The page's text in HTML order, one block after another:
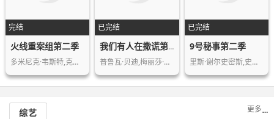
完结
火线重案组第二季
多米尼克·韦斯特,克里斯·鲍尔,保罗·…
已完结
我们有人在撒谎第二季
普鲁瓦·贝迪,梅丽莎·科拉佐,瓦勒里·…
已完结
9号秘事第二季
里斯·谢尔史密斯,史蒂夫·佩姆伯顿,马…
综艺 更多